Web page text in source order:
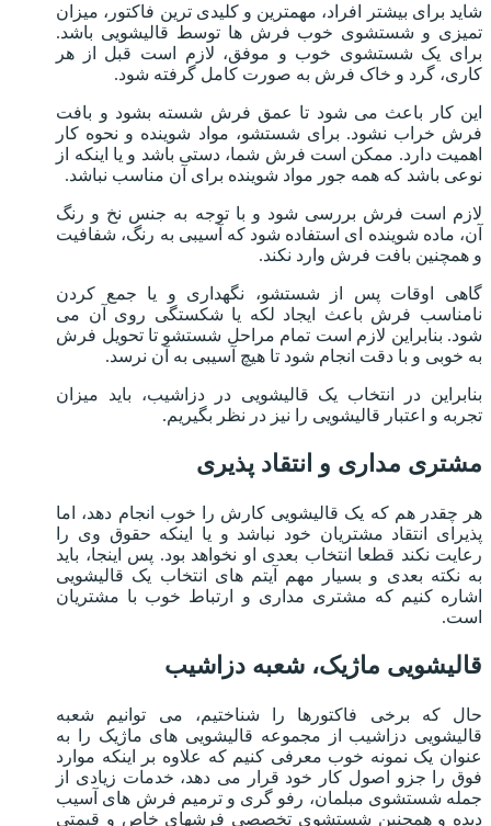
شاید برای بیشتر افراد، مهمترین و کلیدی ترین فاکتور، میزان
تمیزی و شستشوی خوب فرش ها توسط قالیشویی باشد.
برای یک شستشوی خوب و موفق، لازم است قبل از هر
کاری، گرد و خاک فرش به صورت کامل گرفته شود.
این کار باعث می شود تا عمق فرش شسته بشود و بافت
فرش خراب نشود. برای شستشو، مواد شوینده و نحوه کار
اهمیت دارد. ممکن است فرش شما، دستی باشد و یا اینکه از
نوعی باشد که همه جور مواد شوینده برای آن مناسب نباشد.
لازم است فرش بررسی شود و با توجه به جنس نخ و رنگ
آن، ماده شوینده ای استفاده شود که آسیبی به رنگ، شفافیت
و همچنین بافت فرش وارد نکند.
گاهی اوقات پس از شستشو، نگهداری و یا جمع کردن
نامناسب فرش باعث ایجاد لکه یا شکستگی روی آن می
شود. بنابراین لازم است تمام مراحل شستشو تا تحویل فرش
به خوبی و با دقت انجام شود تا هیچ آسیبی به آن نرسد.
بنابراین در انتخاب یک قالیشویی در دزاشیب، باید میزان
تجربه و اعتبار قالیشویی را نیز در نظر بگیریم.
مشتری مداری و انتقاد پذیری
هر چقدر هم که یک قالیشویی کارش را خوب انجام دهد، اما
پذیرای انتقاد مشتریان خود نباشد و یا اینکه حقوق وی را
رعایت نکند قطعا انتخاب بعدی او نخواهد بود. پس اینجا، باید
به نکته بعدی و بسیار مهم آیتم های انتخاب یک قالیشویی
اشاره کنیم که مشتری مداری و ارتباط خوب با مشتریان
است.
قالیشویی ماژیک، شعبه دزاشیب
حال که برخی فاکتورها را شناختیم، می توانیم شعبه
قالیشویی دزاشیب از مجموعه قالیشویی های ماژیک را به
عنوان یک نمونه خوب معرفی کنیم که علاوه بر اینکه موارد
فوق را جزو اصول کار خود قرار می دهد، خدمات زیادی از
جمله شستشوی مبلمان، رفو گری و ترمیم فرش های آسیب
دیده و همچنین شستشوی تخصصی فرشهای خاص و قیمتی